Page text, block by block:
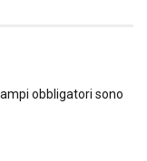
obbligatori sono